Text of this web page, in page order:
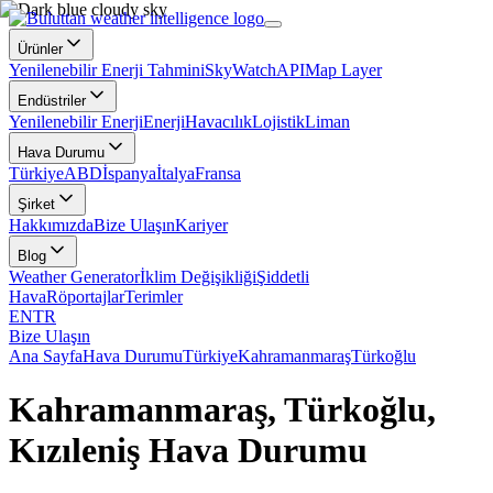
Ürünler
Yenilenebilir Enerji TahminiSkyWatchAPIMap Layer
Endüstriler
Yenilenebilir EnerjiEnerjiHavacılıkLojistikLiman
Hava Durumu
TürkiyeABDİspanyaİtalyaFransa
Şirket
HakkımızdaBize UlaşınKariyer
Blog
Weather Generatorİklim DeğişikliğiŞiddetli
HavaRöportajlarTerimler
ENTR
Bize Ulaşın
Ana SayfaHava DurumuTürkiyeKahramanmaraşTürkoğlu
Kahramanmaraş, Türkoğlu,
Kızıleniş Hava Durumu